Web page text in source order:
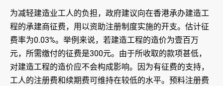
为减轻建造业工人的负担，政府建议向在香港承办建造工
程的承建商征费，用以资助注册制度实施的开支。估计征
费率为0.03%。举例来说，若建造工程的造价为壹百万
元，所需缴付的征费是300元。由于所收取的款项甚低，
对建造工程的造价应不会构成影响。因为有征费的支持，
工人的注册费和续期费可维持在较低的水平。预料注册费